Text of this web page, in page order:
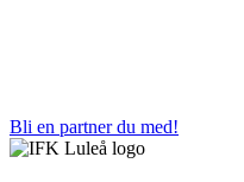
Bli en partner du med!